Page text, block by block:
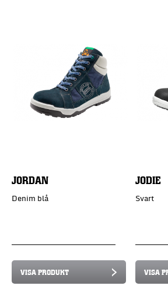
JORDAN
Denim blå
VISA PRODUKT
JODIE
Svart
VISA